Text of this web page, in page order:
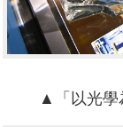
▲「以光學